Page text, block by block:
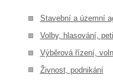
Stavební a územní
Volby, hlasování,
Výběrová řízení,
Živnost, podnikání